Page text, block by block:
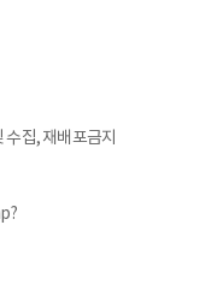
집, 재배포금지